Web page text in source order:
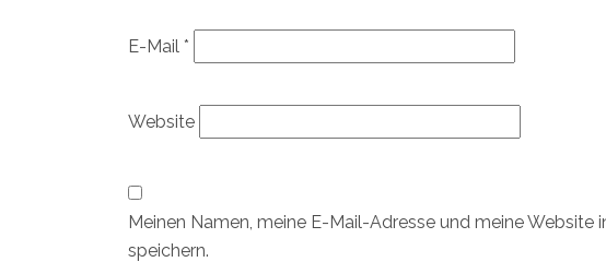
E-Mail *
Website
Meinen Namen, meine E-Mail-Adresse und meine
speichern.